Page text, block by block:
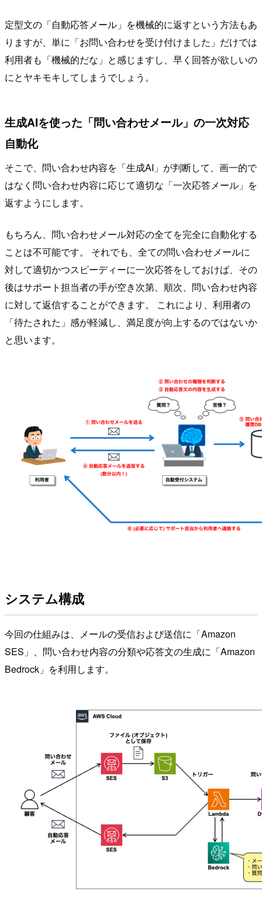
定型文の「自動応答メール」を機械的に返すという方法もあ
りますが、単に「お問い合わせを受け付けました」だけでは
利用者も「機械的だな」と感じますし、早く回答が欲しいの
にとヤキモキしてしまうでしょう。
生成AIを使った「問い合わせメール」の一次対応
自動化
そこで、問い合わせ内容を「生成AI」が判断して、画一的で
はなく問い合わせ内容に応じて適切な「一次応答メール」を
返すようにします。
もちろん、問い合わせメール対応の全てを完全に自動化する
ことは不可能です。 それでも、全ての問い合わせメールに
対して適切かつスピーディーに一次応答をしておけば、その
後はサポート担当者の手が空き次第、順次、問い合わせ内容
に対して返信することができます。 これにより、利用者の
「待たされた」感が軽減し、満足度が向上するのではないか
と思います。
システム構成
今回の仕組みは、メールの受信および送信に「Amazon
SES」、問い合わせ内容の分類や応答文の生成に「Amazon
Bedrock」を利用します。